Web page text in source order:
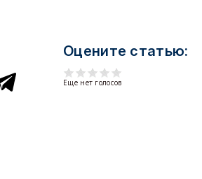
Оцените статью:
Еще нет голосов